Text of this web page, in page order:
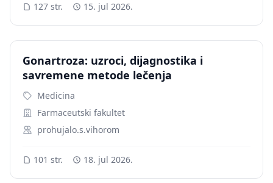
127 str. 15. jul 2026.
Gonartroza: uzroci, dijagnostika i
savremene metode lečenja
Medicina
Farmaceutski fakultet
prohujalo.s.vihorom
101 str. 18. jul 2026.